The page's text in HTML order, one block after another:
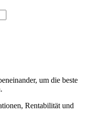
um die beste
Rentabilität und